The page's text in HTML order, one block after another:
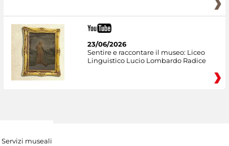
23/06/2026
Sentire e raccontare il museo: Liceo
Linguistico Lucio Lombardo Radice
Servizi museali